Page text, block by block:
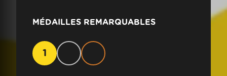
MÉDAILLES REMARQUABLES
1